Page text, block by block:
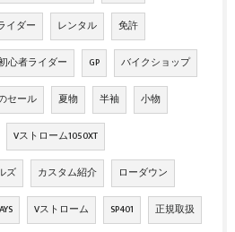
イダー レンタル 免許
心者ライダー GP バイクショップ
セール 夏物 半袖 小物
Vストローム1050XT
ズ カスタム紹介 ローダウン
Vストローム SP401 正規取扱